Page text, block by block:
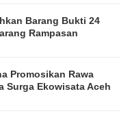
Barang Bukti 24
Rampasan
Promosikan Rawa
Surga Ekowisata Aceh